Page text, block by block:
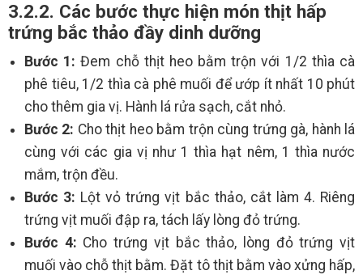
3.2.2. Các bước thực hiện món thịt hấp
trứng bắc thảo đầy dinh dưỡng
Bước 1: Đem chỗ thịt heo bằm trộn với 1/2 thìa cà
phê tiêu, 1/2 thìa cà phê muối để ướp ít nhất 10 phút
cho thêm gia vị. Hành lá rửa sạch, cắt nhỏ.
Bước 2: Cho thịt heo bằm trộn cùng trứng gà, hành lá
cùng với các gia vị như 1 thìa hạt nêm, 1 thìa nước
mắm, trộn đều.
Bước 3: Lột vỏ trứng vịt bắc thảo, cắt làm 4. Riêng
trứng vịt muối đập ra, tách lấy lòng đỏ trứng.
Bước 4: Cho trứng vịt bắc thảo, lòng đỏ trứng vịt
muối vào chỗ thịt bằm. Đặt tô thịt bằm vào xửng hấp,